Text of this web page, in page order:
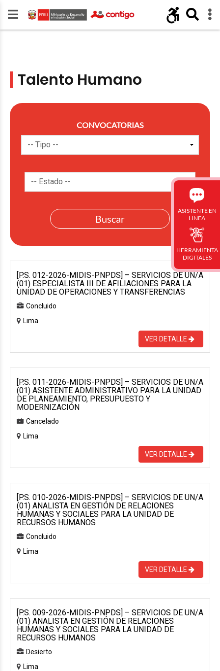
Talento Humano
CONVOCATORIAS
[P.S. 012-2026-MIDIS-PNPDS] – SERVICIOS DE UN/A
(01) ESPECIALISTA III DE AFILIACIONES PARA LA
UNIDAD DE OPERACIONES Y TRANSFERENCIAS
Concluido
Lima
VER DETALLE
[P.S. 011-2026-MIDIS-PNPDS] – SERVICIOS DE UN/A
(01) ASISTENTE ADMINISTRATIVO PARA LA UNIDAD
DE PLANEAMIENTO, PRESUPUESTO Y
MODERNIZACIÓN
Cancelado
Lima
VER DETALLE
[P.S. 010-2026-MIDIS-PNPDS] – SERVICIOS DE UN/A
(01) ANALISTA EN GESTIÓN DE RELACIONES
HUMANAS Y SOCIALES PARA LA UNIDAD DE
RECURSOS HUMANOS
Concluido
Lima
VER DETALLE
[P.S. 009-2026-MIDIS-PNPDS] – SERVICIOS DE UN/A
(01) ANALISTA EN GESTIÓN DE RELACIONES
HUMANAS Y SOCIALES PARA LA UNIDAD DE
RECURSOS HUMANOS
Desierto
Lima
ASISTENTE EN
LINEA
HERRAMIENTA
DIGITALES